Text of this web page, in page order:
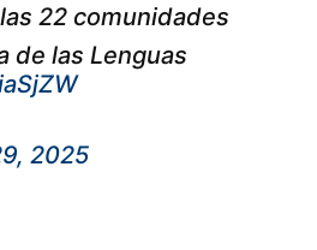
las 22 comunidades
de las Lenguas
2025